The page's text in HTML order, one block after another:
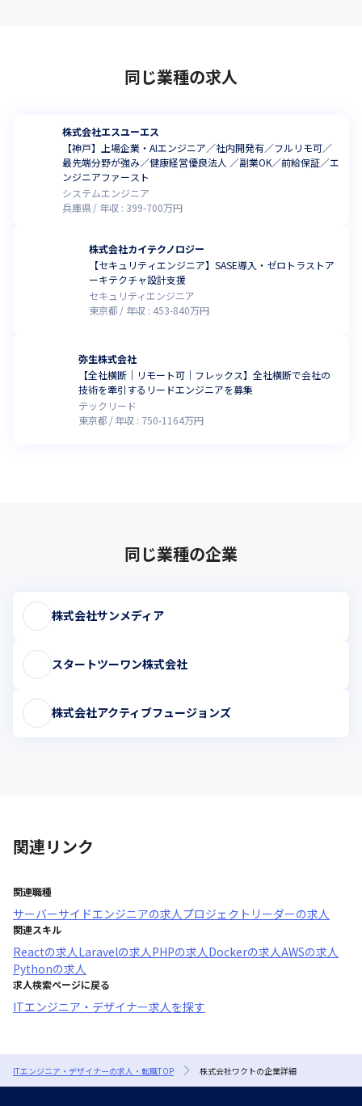
同じ業種の求人
株式会社エスユーエス
【神戸】上場企業・AIエンジニア／社内開発有／フルリモ可／
最先端分野が強み／健康経営優良法人 ／副業OK／前給保証／エ
ンジニアファースト
システムエンジニア
兵庫県
年収 : 399-700万円
株式会社カイテクノロジー
【セキュリティエンジニア】SASE導入・ゼロトラストア
ーキテクチャ設計支援
セキュリティエンジニア
東京都
年収 : 453-840万円
弥生株式会社
【全社横断｜リモート可｜フレックス】全社横断で会社の
技術を牽引するリードエンジニアを募集
テックリード
東京都
年収 : 750-1164万円
同じ業種の企業
株式会社サンメディア
スタートツーワン株式会社
株式会社アクティブフュージョンズ
関連リンク
関連職種
サーバーサイドエンジニアの求人 プロジェクトリーダーの求人
関連スキル
Reactの求人 Laravelの求人 PHPの求人 Dockerの求人AWSの求人
Pythonの求人
求人検索ページに戻る
ITエンジニア・デザイナー求人を探す
ITエンジニア・デザイナーの求人・転職TOP 株式会社ワクトの企業詳細